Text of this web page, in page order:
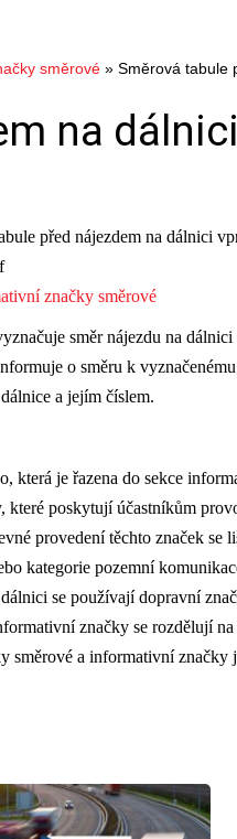
směrové » Směrová tabule
na dálnici
před nájezdem na dálnici
značky směrové
směr nájezdu na dálnici
o směru k
a jejím číslem.
která je řazena do sekce
které poskytují účastníkům
provedení těchto značek se
kategorie pozemní
se používají dopravní
značky se rozdělují na
směrové a informativní značky